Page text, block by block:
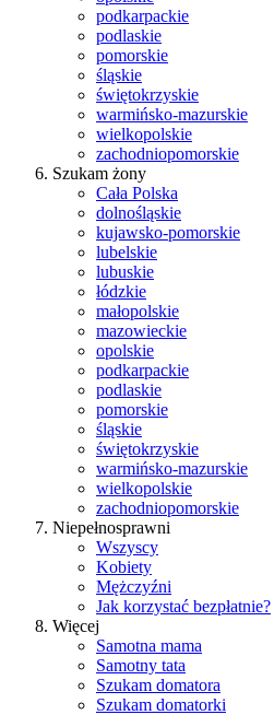
podkarpackie
podlaskie
pomorskie
śląskie
świętokrzyskie
warmińsko-mazurskie
wielkopolskie
zachodniopomorskie
Szukam żony
Cała Polska
dolnośląskie
kujawsko-pomorskie
lubelskie
lubuskie
łódzkie
małopolskie
mazowieckie
opolskie
podkarpackie
podlaskie
pomorskie
śląskie
świętokrzyskie
warmińsko-mazurskie
wielkopolskie
zachodniopomorskie
Niepełnosprawni
Wszyscy
Kobiety
Mężczyźni
Jak korzystać bezpłatnie?
Więcej
Samotna mama
Samotny tata
Szukam domatora
Szukam domatorki